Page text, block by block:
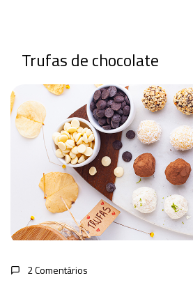
Trufas de chocolate
2 Comentários